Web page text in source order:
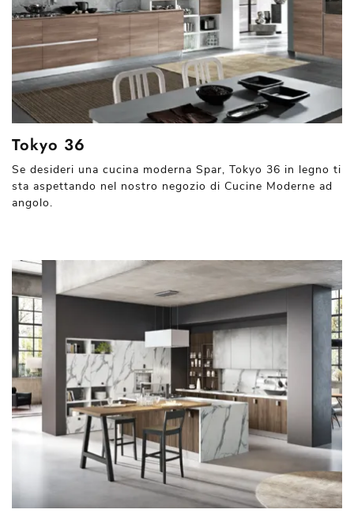
Tokyo 36
Se desideri una cucina moderna Spar, Tokyo 36 in legno ti
sta aspettando nel nostro negozio di Cucine Moderne ad
angolo.